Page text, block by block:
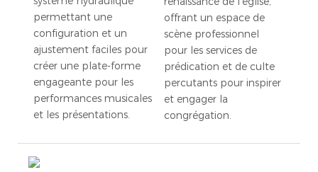
permettant une
configuration et un
ajustement faciles pour
créer une plate-forme
engageante pour les
performances musicales
et les présentations.
offrant un espace de
scène professionnel
pour les services de
prédication et de culte
percutants pour inspirer
et engager la
congrégation.